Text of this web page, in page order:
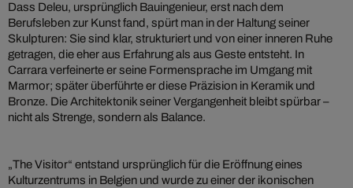
Dass Deleu, ursprünglich Bauingenieur, erst nach dem
Berufsleben zur Kunst fand, spürt man in der Haltung seiner
Skulpturen: Sie sind klar, strukturiert und von einer inneren Ruhe
getragen, die eher aus Erfahrung als aus Geste entsteht. In
Carrara verfeinerte er seine Formensprache im Umgang mit
Marmor; später überführte er diese Präzision in Keramik und
Bronze. Die Architektonik seiner Vergangenheit bleibt spürbar –
nicht als Strenge, sondern als Balance.
„The Visitor“ entstand ursprünglich für die Eröffnung eines
Kulturzentrums in Belgien und wurde zu einer der ikonischen